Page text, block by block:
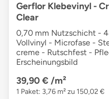
Gerflor Klebevinyl -
Clear
0,70 mm Nutzschicht -
Vollvinyl - Microfase -
creme - Rutschfest -
Erscheinungsbild
39,90 € /m²
1 Paket: 3,76 m² zu 150,02 €